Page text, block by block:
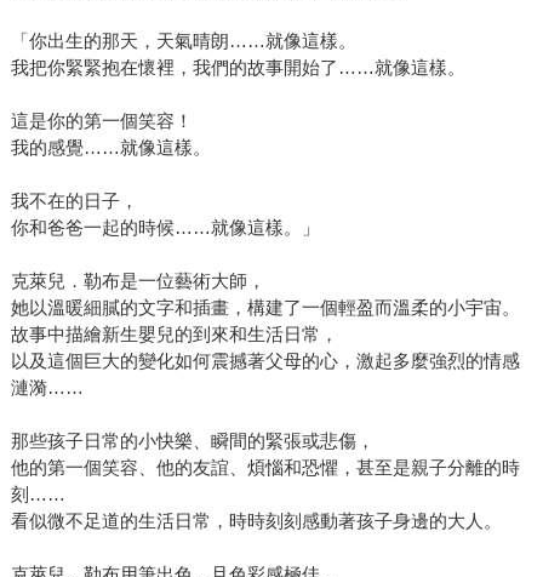
「你出生的那天，天氣晴朗……就像這樣。
我把你緊緊抱在懷裡，我們的故事開始了……就像這樣。
這是你的第一個笑容！
我的感覺……就像這樣。
我不在的日子，
你和爸爸一起的時候……就像這樣。」
克萊兒．勒布是一位藝術大師，
她以溫暖細膩的文字和插畫，構建了一個輕盈而溫柔的小宇宙。
故事中描繪新生嬰兒的到來和生活日常，
以及這個巨大的變化如何震撼著父母的心，激起多麼強烈的情感
漣漪……
那些孩子日常的小快樂、瞬間的緊張或悲傷，
他的第一個笑容、他的友誼、煩惱和恐懼，甚至是親子分離的時
刻……
看似微不足道的生活日常，時時刻刻感動著孩子身邊的大人。